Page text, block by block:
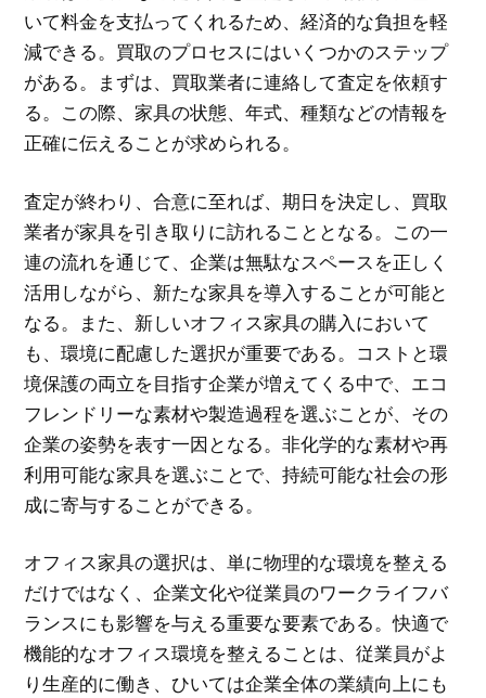
いて料金を支払ってくれるため、経済的な負担を軽
減できる。買取のプロセスにはいくつかのステップ
がある。まずは、買取業者に連絡して査定を依頼す
る。この際、家具の状態、年式、種類などの情報を
正確に伝えることが求められる。
査定が終わり、合意に至れば、期日を決定し、買取
業者が家具を引き取りに訪れることとなる。この一
連の流れを通じて、企業は無駄なスペースを正しく
活用しながら、新たな家具を導入することが可能と
なる。また、新しいオフィス家具の購入において
も、環境に配慮した選択が重要である。コストと環
境保護の両立を目指す企業が増えてくる中で、エコ
フレンドリーな素材や製造過程を選ぶことが、その
企業の姿勢を表す一因となる。非化学的な素材や再
利用可能な家具を選ぶことで、持続可能な社会の形
成に寄与することができる。
オフィス家具の選択は、単に物理的な環境を整える
だけではなく、企業文化や従業員のワークライフバ
ランスにも影響を与える重要な要素である。快適で
機能的なオフィス環境を整えることは、従業員がよ
り生産的に働き、ひいては企業全体の業績向上にも